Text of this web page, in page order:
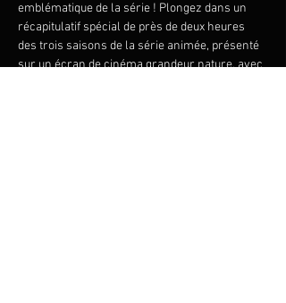
emblématique de la série ! Plongez dans un
récapitulatif spécial de près de deux heures
des trois saisons de la série animée, présenté
sur un écran de cinéma grandeur nature, avec